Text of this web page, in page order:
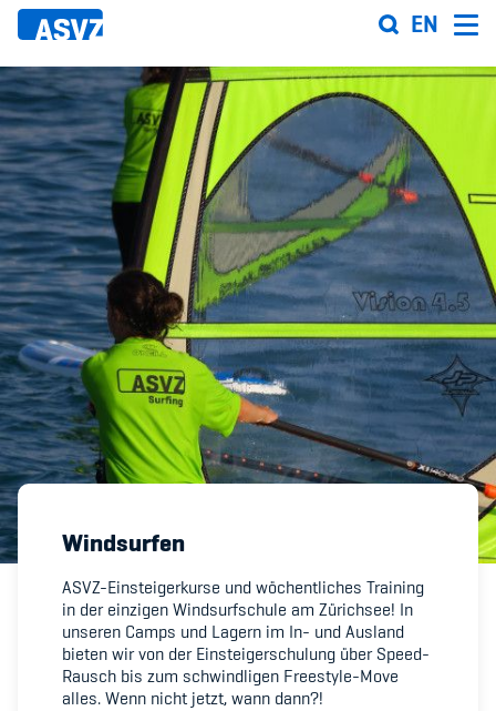
Direkt
zum
EN
Sportfahrplan
Sportarten
Sportanlagen
Events
ASVZ@home
Member's Manual / FAQ
Fairplay
Teilnahmeberechtigung
Windsurfen
ASVZ-Einsteigerkurse und wöchentliches Training
in der einzigen Windsurfschule am Zürichsee! In
unseren Camps und Lagern im In- und Ausland
bieten wir von der Einsteigerschulung über Speed-
Rausch bis zum schwindligen Freestyle-Move
alles. Wenn nicht jetzt, wann dann?!